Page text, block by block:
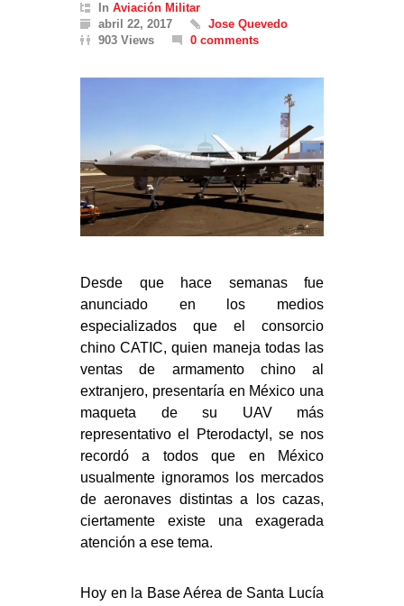
In Aviación Militar
abril 22, 2017
Jose Quevedo
903 Views
0 comments
Desde que hace semanas fue
anunciado en los medios
especializados que el consorcio
chino CATIC, quien maneja todas las
ventas de armamento chino al
extranjero, presentaría en México una
maqueta de su UAV más
representativo el Pterodactyl, se nos
recordó a todos que en México
usualmente ignoramos los mercados
de aeronaves distintas a los cazas,
ciertamente existe una exagerada
atención a ese tema.
Hoy en la Base Aérea de Santa Lucía